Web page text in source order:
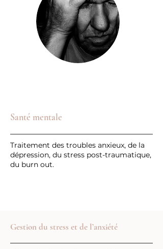
Santé mentale
Traitement des troubles anxieux, de la
dépression, du stress post-traumatique,
du burn out.
Gestion du stress et de l’anxiété